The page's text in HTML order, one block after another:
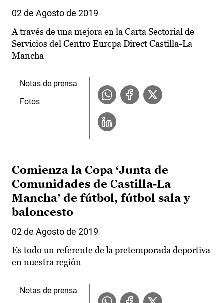
02 de Agosto de 2019
A través de una mejora en la Carta Sectorial de
Servicios del Centro Europa Direct Castilla-La
Mancha
Notas de prensa
Fotos
Comienza la Copa ‘Junta de
Comunidades de Castilla-La
Mancha’ de fútbol, fútbol sala y
baloncesto
02 de Agosto de 2019
Es todo un referente de la pretemporada deportiva
en nuestra región
Notas de prensa